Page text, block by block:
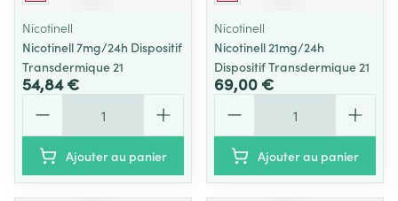
Nicotinell
Nicotinell 7mg/24h Dispositif
Transdermique 21
54,84 €
Ajouter au panier
Nicotinell
Nicotinell 21mg/24h
Dispositif Transdermique 21
69,00 €
Ajouter au panier